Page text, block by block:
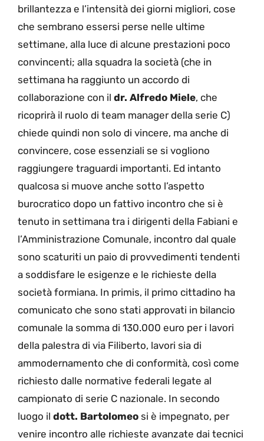
brillantezza e l’intensità dei giorni migliori, cose
che sembrano essersi perse nelle ultime
settimane, alla luce di alcune prestazioni poco
convincenti; alla squadra la società (che in
settimana ha raggiunto un accordo di
collaborazione con il dr. Alfredo Miele, che
ricoprirà il ruolo di team manager della serie C)
chiede quindi non solo di vincere, ma anche di
convincere, cose essenziali se si vogliono
raggiungere traguardi importanti. Ed intanto
qualcosa si muove anche sotto l’aspetto
burocratico dopo un fattivo incontro che si è
tenuto in settimana tra i dirigenti della Fabiani e
l’Amministrazione Comunale, incontro dal quale
sono scaturiti un paio di provvedimenti tendenti
a soddisfare le esigenze e le richieste della
società formiana. In primis, il primo cittadino ha
comunicato che sono stati approvati in bilancio
comunale la somma di 130.000 euro per i lavori
della palestra di via Filiberto, lavori sia di
ammodernamento che di conformità, così come
richiesto dalle normative federali legate al
campionato di serie C nazionale. In secondo
luogo il dott. Bartolomeo si è impegnato, per
venire incontro alle richieste avanzate dai tecnici